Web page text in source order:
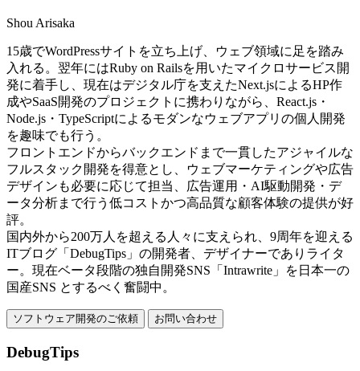
Shou Arisaka
15歳でWordPressサイトを立ち上げ、ウェブ領域に足を踏み
入れる。翌年にはRuby on Railsを用いたマイクロサービス開
発に着手し、現在はデジタル庁を支えたNext.jsによるHP作
成やSaaS開発のプロジェクトに携わりながら、React.js・
Node.js・TypeScriptによるモダンなウェブアプリの個人開発
を趣味でも行う。
フロントエンドからバックエンドまで一貫したアジャイルな
フルスタック開発を得意とし、ウェブマーケティングや広告
デザインも必要に応じて担当、広告運用・AI駆動開発・デ
ータ分析まで行う低コストかつ高品質な顧客体験の提供が好
評。
国内外から200万人を超える人々に支えられ、9周年を迎える
ITブログ「DebugTips」の開発者、デザイナーでありライタ
ー。現在ベータ段階の独自開発SNS「Intrawrite」を日本一の
国産SNS とするべく奮闘中。
ソフトウェア開発のご依頼 お問い合わせ
DebugTips